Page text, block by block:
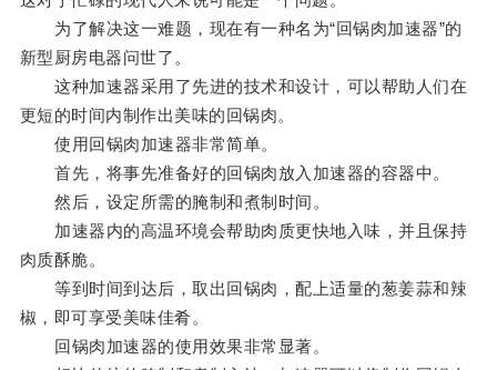
为了解决这一难题，现在有一种名为“回锅肉加速器”的
新型厨房电器问世了。
这种加速器采用了先进的技术和设计，可以帮助人们在
更短的时间内制作出美味的回锅肉。
使用回锅肉加速器非常简单。
首先，将事先准备好的回锅肉放入加速器的容器中。
然后，设定所需的腌制和煮制时间。
加速器内的高温环境会帮助肉质更快地入味，并且保持
肉质酥脆。
等到时间到达后，取出回锅肉，配上适量的葱姜蒜和辣
椒，即可享受美味佳肴。
回锅肉加速器的使用效果非常显著。